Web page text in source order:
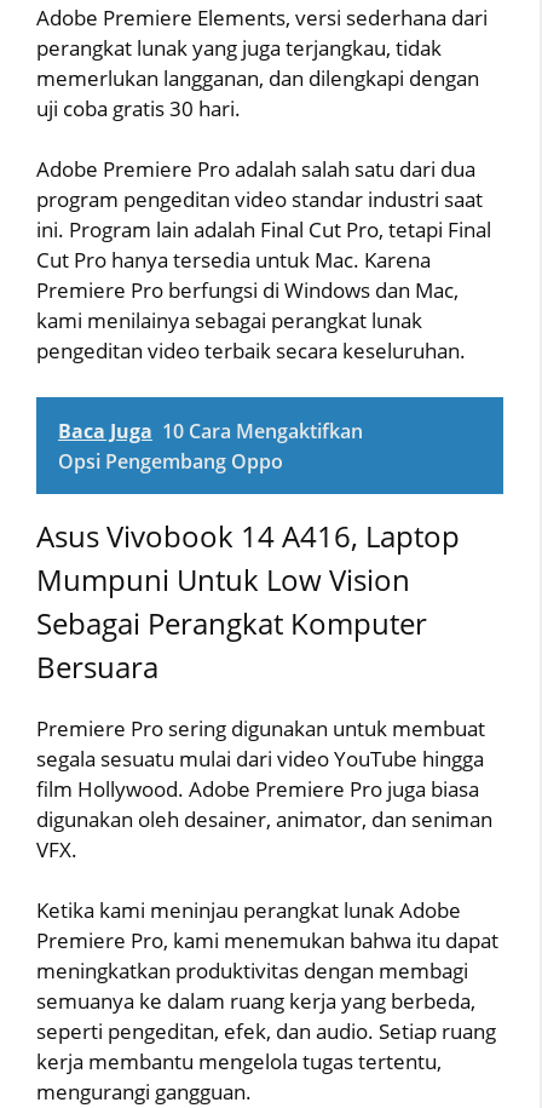
Adobe Premiere Elements, versi sederhana dari
perangkat lunak yang juga terjangkau, tidak
memerlukan langganan, dan dilengkapi dengan
uji coba gratis 30 hari.
Adobe Premiere Pro adalah salah satu dari dua
program pengeditan video standar industri saat
ini. Program lain adalah Final Cut Pro, tetapi Final
Cut Pro hanya tersedia untuk Mac. Karena
Premiere Pro berfungsi di Windows dan Mac,
kami menilainya sebagai perangkat lunak
pengeditan video terbaik secara keseluruhan.
Baca Juga 10 Cara Mengaktifkan
Opsi Pengembang Oppo
Asus Vivobook 14 A416, Laptop
Mumpuni Untuk Low Vision
Sebagai Perangkat Komputer
Bersuara
Premiere Pro sering digunakan untuk membuat
segala sesuatu mulai dari video YouTube hingga
film Hollywood. Adobe Premiere Pro juga biasa
digunakan oleh desainer, animator, dan seniman
VFX.
Ketika kami meninjau perangkat lunak Adobe
Premiere Pro, kami menemukan bahwa itu dapat
meningkatkan produktivitas dengan membagi
semuanya ke dalam ruang kerja yang berbeda,
seperti pengeditan, efek, dan audio. Setiap ruang
kerja membantu mengelola tugas tertentu,
mengurangi gangguan.